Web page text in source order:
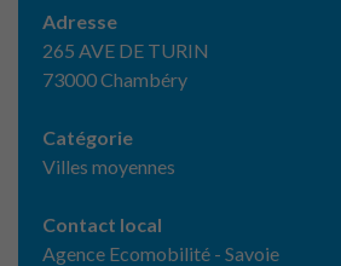
Adresse
265 AVE DE TURIN
73000 Chambéry
Catégorie
Villes moyennes
Contact local
Agence Ecomobilité - Savoie